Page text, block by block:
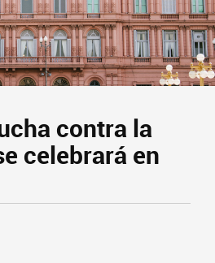
contra la
celebrará en